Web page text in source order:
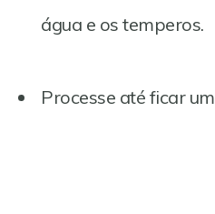
água e os temperos.
Processe até ficar um